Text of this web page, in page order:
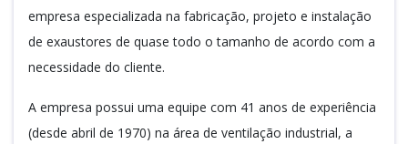
empresa especializada na fabricação, projeto e instalação
de exaustores de quase todo o tamanho de acordo com a
necessidade do cliente.
A empresa possui uma equipe com 41 anos de experiência
(desde abril de 1970) na área de ventilação industrial, a